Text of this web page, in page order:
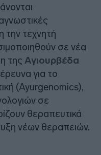
την τεχνητή
σε νέα
της Αγιουρβέδα
για το
(Ayurgenomics),
σε
θεραπευτικά
νέων θεραπειών.